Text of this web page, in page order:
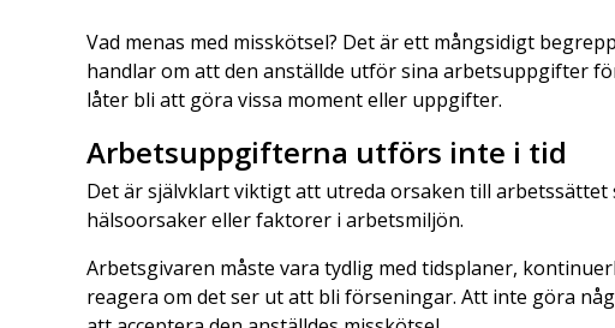
Vad menas med misskötsel? Det är ett mångsidigt
handlar om att den anställde utför sina arbetsuppgifter
låter bli att göra vissa moment eller uppgifter.
Arbetsuppgifterna utförs inte i tid
Det är självklart viktigt att utreda orsaken till arbetssättet
hälsoorsaker eller faktorer i arbetsmiljön.
Arbetsgivaren måste vara tydlig med tidsplaner,
reagera om det ser ut att bli förseningar. Att inte göra